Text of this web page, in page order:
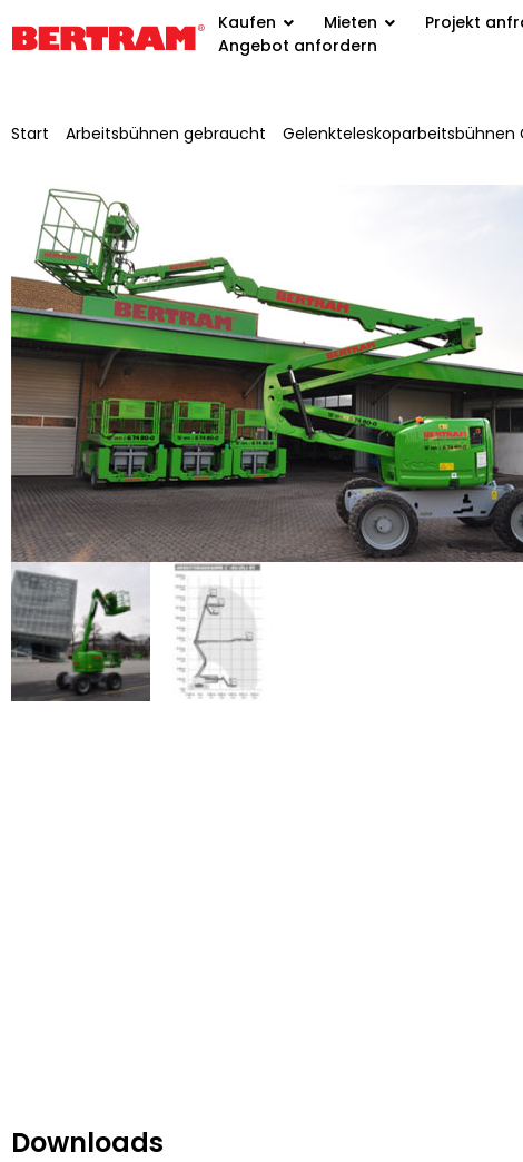
Kaufen Mieten Projekt
Angebot anfordern
Start Arbeitsbühnen gebraucht
Gelenkteleskoparbeitsbühnen
Downloads